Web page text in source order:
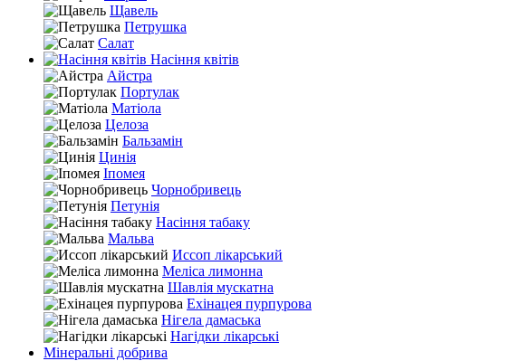
Щавель
Петрушка
Салат
Насіння квітів
Айстра
Портулак
Матіола
Целоза
Бальзамін
Цинія
Іпомея
Чорнобривець
Петунія
Насіння табаку
Мальва
Иссоп лікарський
Меліса лимонна
Шавлія мускатна
Ехінацея пурпурова
Нігела дамаська
Нагідки лікарські
Мінеральні добрива